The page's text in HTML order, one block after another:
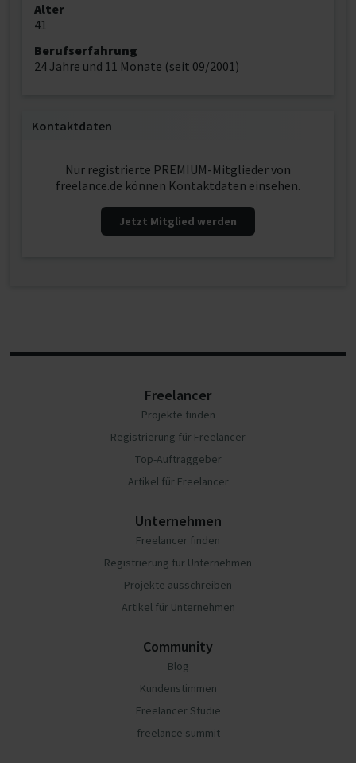
Alter
41
Berufserfahrung
24 Jahre und 11 Monate (seit 09/2001)
Kontaktdaten
Nur registrierte PREMIUM-Mitglieder von
freelance.de können Kontaktdaten einsehen.
Jetzt Mitglied werden
Freelancer
Projekte finden
Registrierung für Freelancer
Top-Auftraggeber
Artikel für Freelancer
Unternehmen
Freelancer finden
Registrierung für Unternehmen
Projekte ausschreiben
Artikel für Unternehmen
Community
Blog
Kundenstimmen
Freelancer Studie
freelance summit